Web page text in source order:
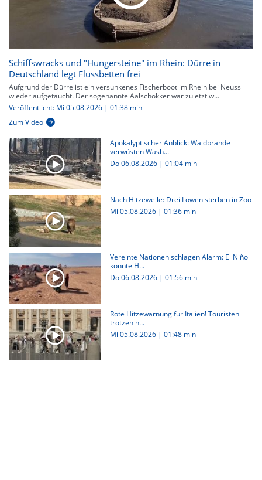
Schiffswracks und "Hungersteine" im Rhein: Dürre in
Deutschland legt Flussbetten frei
Aufgrund der Dürre ist ein versunkenes Fischerboot im Rhein bei Neuss
wieder aufgetaucht. Der sogenannte Aalschokker war zuletzt w...
Veröffentlicht: Mi 05.08.2026 | 01:38 min
Zum Video
Apokalyptischer Anblick: Waldbrände
verwüsten Wash...
Do 06.08.2026 | 01:04 min
Nach Hitzewelle: Drei Löwen sterben in Zoo
Mi 05.08.2026 | 01:36 min
Vereinte Nationen schlagen Alarm: El Niño
könnte H...
Do 06.08.2026 | 01:56 min
Rote Hitzewarnung für Italien! Touristen
trotzen h...
Mi 05.08.2026 | 01:48 min